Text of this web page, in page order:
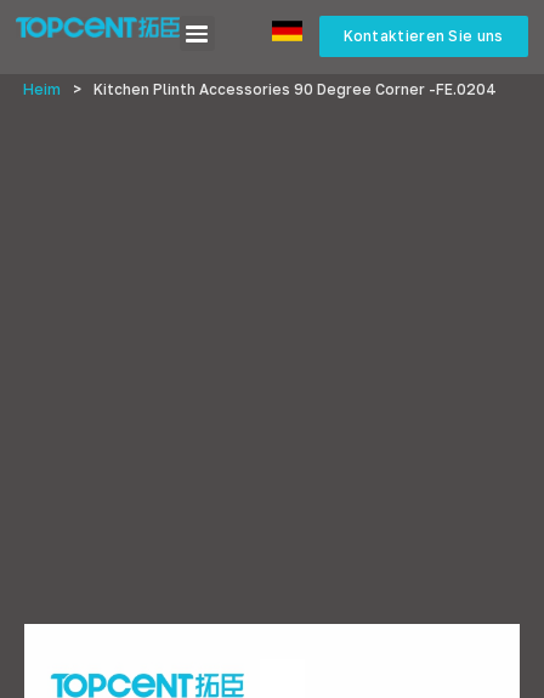
Kontaktieren Sie uns
Heim > Kitchen Plinth Accessories 90 Degree Corner -FE.0204